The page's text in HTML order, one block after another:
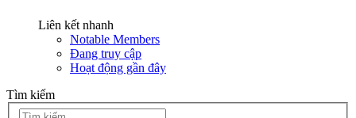
Liên kết nhanh
Notable Members
Đang truy cập
Hoạt động gần đây
Tìm kiếm